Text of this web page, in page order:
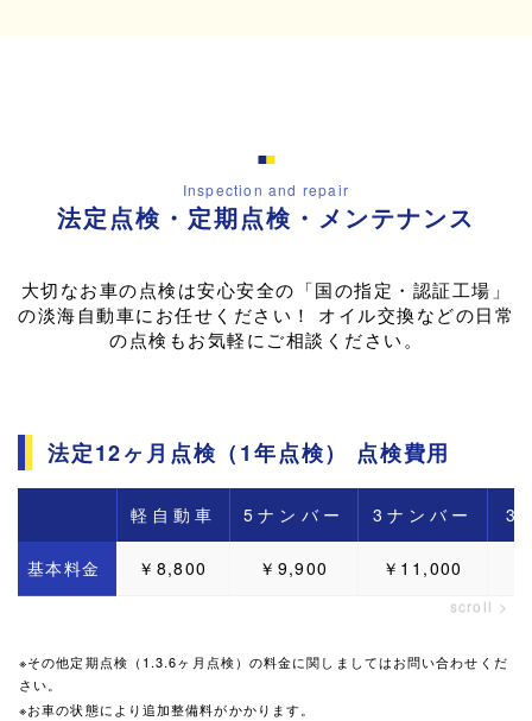
Inspection and repair
法定点検・定期点検・メンテナンス
大切なお車の点検は安心安全の「国の指定・認証工場」
の淡海自動車にお任せください！
オイル交換などの日常
の点検もお気軽にご相談ください。
法定12ヶ月点検（1年点検） 点検費用
軽自動車 5ナンバー 3ナンバー 3
基本料金 ￥8,800 ￥9,900 ￥11,000
※その他定期点検（1.3.6ヶ月点検）の料金に関しましてはお問い合わせくだ
さい。
※お車の状態により追加整備料がかかります。